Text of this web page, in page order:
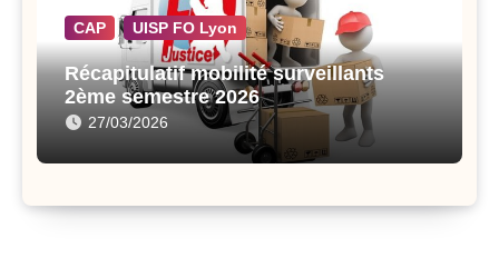
CAP UISP FO Lyon
Récapitulatif mobilité surveillants
2ème semestre 2026
27/03/2026